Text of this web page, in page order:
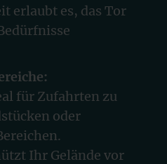
erlaubt es, das Tor
für Zufahrten zu
oder
Ihr Gelände vor